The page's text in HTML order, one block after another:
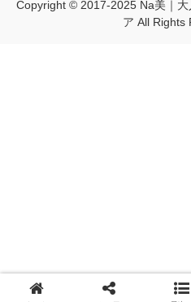
Copyright © 2017-2025 Na美｜大
ア All Rights